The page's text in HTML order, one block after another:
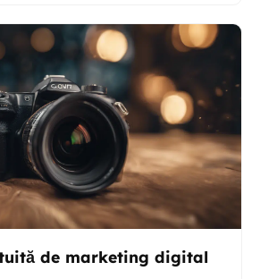
de marketing digital